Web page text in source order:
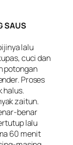
SAUS
lalu
cuci dan
potongan
Proses
halus.
zaitun.
benar
lalu
60 menit